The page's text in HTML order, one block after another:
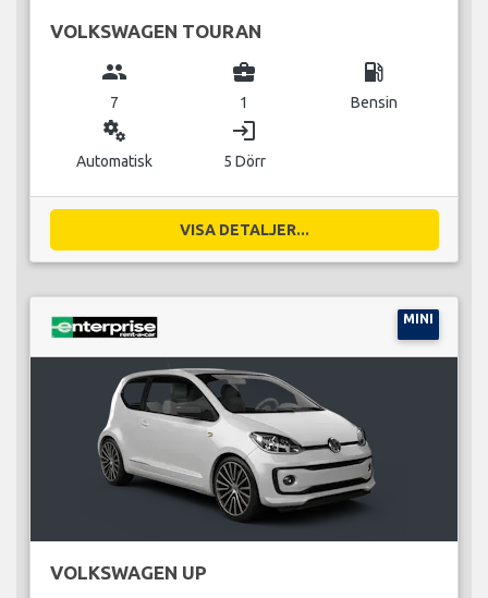
VOLKSWAGEN TOURAN
group
7
business_center
1
local_gas_station
Bensin
miscellaneous_services
Automatisk
login
5 Dörr
VISA DETALJER...
MINI
VOLKSWAGEN UP